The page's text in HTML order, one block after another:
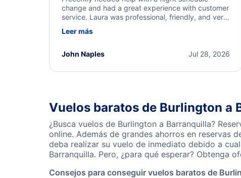
change and had a great experience with customer
service. Laura was professional, friendly, and very
a solution and kept me informed of the next steps.
Leer más
Jul 28, 2026
John Naples
Vuelos baratos de Burlington a
¿Busca vuelos de Burlington a Barranquilla?
online. Además de grandes ahorros en reservas
deba realizar su vuelo de inmediato debido a
Barranquilla. Pero, ¿para qué esperar? Obtenga
Consejos para conseguir vuelos baratos de